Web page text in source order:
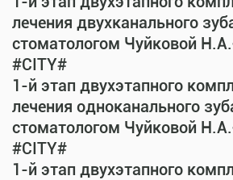
лечения двухканального
стоматологом Чуйковой
#CITY#
1-й этап двухэтапного
лечения одноканального
стоматологом Чуйковой
#CITY#
1-й этап двухэтапного